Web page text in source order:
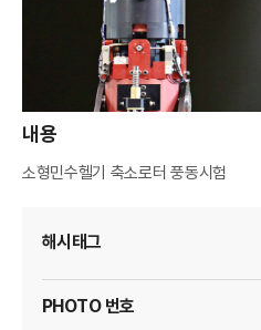
R
내용
소형민수헬기 축소로터 풍동시험
해시태그
PHOTO 번호